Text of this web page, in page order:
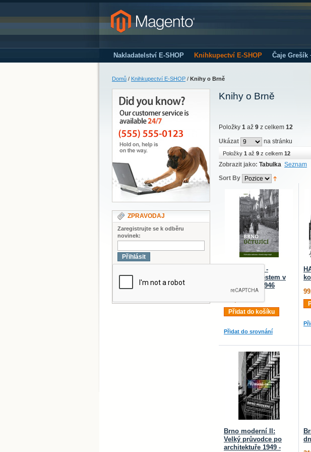
Nakladatelství E-SHOP Knihkupectví E-SHOP Čaje Grešík
Domů / Knihkupectví E-SHOP / Knihy o Brně
ZPRAVODAJ
Zaregistrujte se k odběru
novinek:
Přihlásit
Knihy o Brně
Položky 1 až 9 z celkem 12
Ukázat
na stránku
Položky 1 až 9 z celkem 12
Zobrazit jako: Tabulka Seznam
Sort By
Brno účtující -
Průvodce městem v
letech 1945-1946
Přidat do košíku
Přidat do srovnání
Brno moderní II:
Velký průvodce po
architektuře 1949 -